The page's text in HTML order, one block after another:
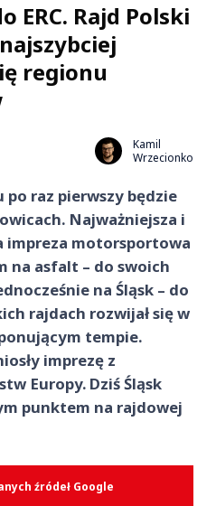
ERC. Rajd Polski
regionu
Kamil
Wrzecionko
po raz pierwszy będzie
Najważniejsza i
impreza motorsportowa
na asfalt – do swoich
na Śląsk – do
rajdach rozwijał się w
tempie.
imprezę z
Europy. Dziś Śląsk
punktem na rajdowej
źródeł Google